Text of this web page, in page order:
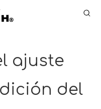
ajuste
del